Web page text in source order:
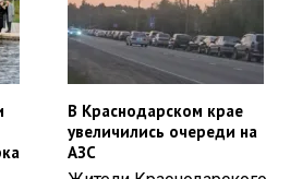
В Краснодарском крае
увеличились очереди на
АЗС